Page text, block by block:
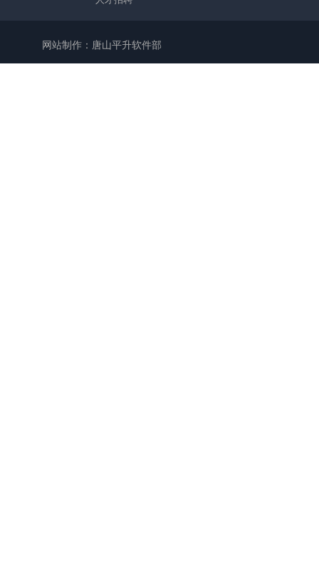
网站制作：唐山平升软件部